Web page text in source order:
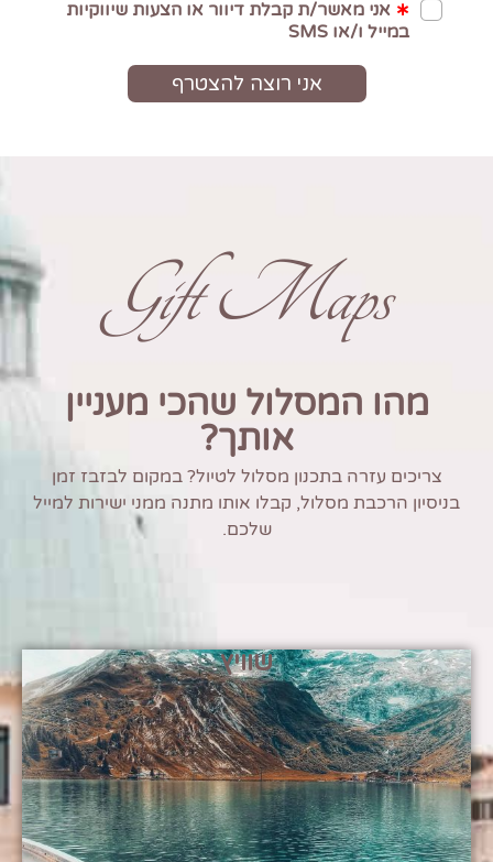
Gift Maps
מהו המסלול שהכי מעניין
אותך?
צריכים עזרה בתכנון מסלול לטיול? במקום לבזבז זמן
בניסיון הרכבת מסלול, קבלו אותו מתנה ממני ישירות למייל
שלכם.
שוויץ